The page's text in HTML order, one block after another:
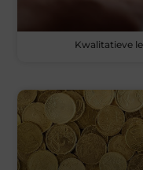
Kwalitatieve